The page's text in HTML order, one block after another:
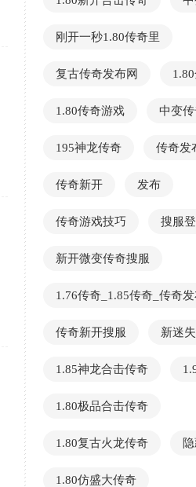
刚开一秒1.80传奇里
复古传奇发布网
1.80传奇游戏 中变
195神龙传奇 传奇发
传奇新开 发布
传奇游戏技巧 搜服
新开微变传奇搜服
1.76传奇_1.85传奇_传奇发
传奇新开搜服 新迷
1.85神龙合击传奇
1.80极品合击传奇
1.80复古火龙传奇
1.80仿盛大传奇